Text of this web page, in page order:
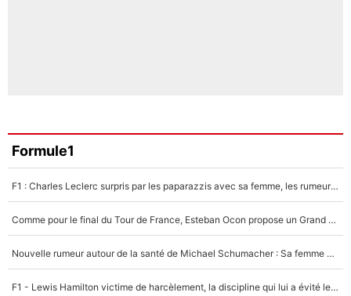
Formule1
F1 : Charles Leclerc surpris par les paparazzis avec sa femme, les rumeurs étaient vraies !
Comme pour le final du Tour de France, Esteban Ocon propose un Grand Prix de Formule 1 à Paris : «Autour de l’Arc de Triomphe, ce serait génial» !
Nouvelle rumeur autour de la santé de Michael Schumacher : Sa femme Corinna sort du silence
F1 - Lewis Hamilton victime de harcèlement, la discipline qui lui a évité le pire : «J'aurais probablement mal tourné»